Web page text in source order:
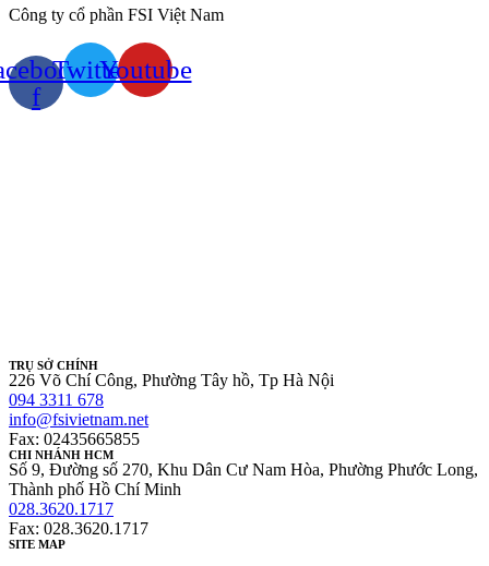
Công ty cổ phần FSI Việt Nam
f
TwitterYoutube
TRỤ SỞ CHÍNH
226 Võ Chí Công, Phường Tây hồ, Tp Hà Nội
094 3311 678
info@fsivietnam.net
Fax: 02435665855
CHI NHÁNH HCM
Số 9, Đường số 270, Khu Dân Cư Nam Hòa, Phường Phước Long,
Thành phố Hồ Chí Minh
028.3620.1717
Fax: 028.3620.1717
SITE MAP